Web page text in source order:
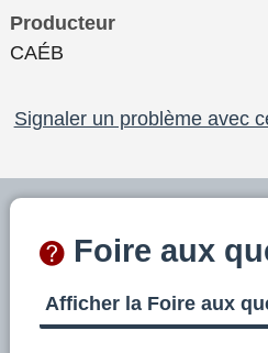
Producteur
CAÉB
Signaler un problème avec
Foire aux
Afficher la Foire aux